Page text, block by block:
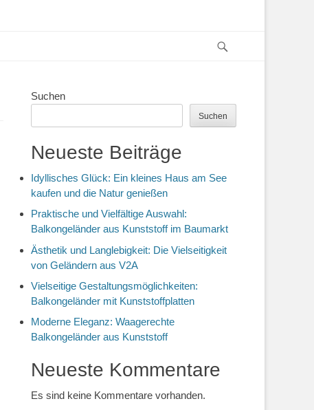
Suchen
Suchen
Neueste Beiträge
Idyllisches Glück: Ein kleines Haus am See
kaufen und die Natur genießen
Praktische und Vielfältige Auswahl:
Balkongeländer aus Kunststoff im Baumarkt
Ästhetik und Langlebigkeit: Die Vielseitigkeit
von Geländern aus V2A
Vielseitige Gestaltungsmöglichkeiten:
Balkongeländer mit Kunststoffplatten
Moderne Eleganz: Waagerechte
Balkongeländer aus Kunststoff
Neueste Kommentare
Es sind keine Kommentare vorhanden.